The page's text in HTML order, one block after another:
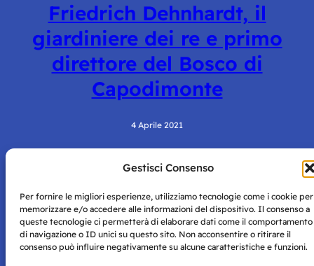
Gestisci Consenso
Per fornire le migliori esperienze, utilizziamo tecnologie come i cookie per
memorizzare e/o accedere alle informazioni del dispositivo. Il consenso a
queste tecnologie ci permetterà di elaborare dati come il comportamento
di navigazione o ID unici su questo sito. Non acconsentire o ritirare il
consenso può influire negativamente su alcune caratteristiche e funzioni.
Friedrich Dehnhardt, il
giardiniere dei re e primo
direttore del Bosco di
Capodimonte
4 Aprile 2021